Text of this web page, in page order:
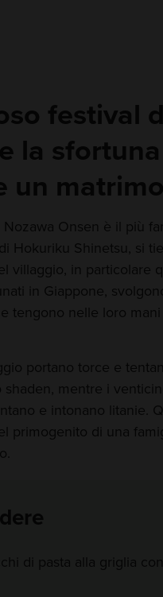
festival
la
un
Nozawa Onsen è il più
Hokuriku Shinetsu, si
villaggio, in particolare
in Giappone,
tengono nelle loro
portano torce e
mentre i
e intonano litanie.
primogenito di una
di pasta alla griglia